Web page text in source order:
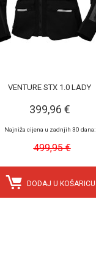
VENTURE STX 1.0 LADY
399,96 €
Najniža cijena u zadnjih 30 dana:
499,95 €
DODAJ U KOŠARICU